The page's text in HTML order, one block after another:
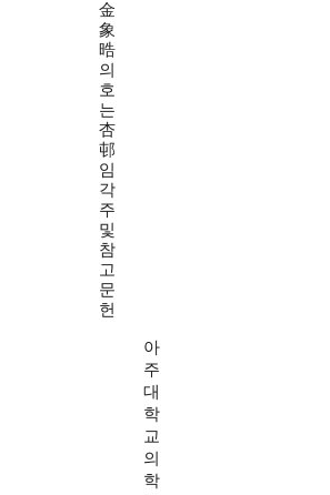
金
象
晧
의
호
는
杏
邨
임
각
주
및
참
고
문
헌
아
주
대
학
교
의
학